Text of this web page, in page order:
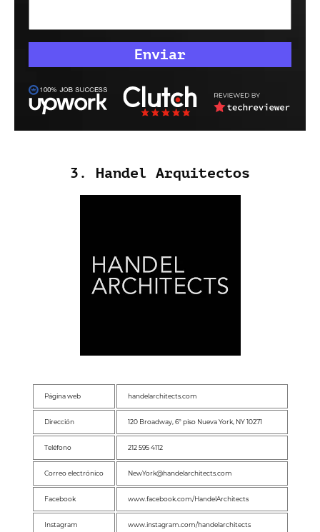
3. Handel Arquitectos
Página web handelarchitects.com
Dirección 120 Broadway, 6º piso Nueva York, NY 10271
Teléfono 212 595 4112
Correo electrónico NewYork@handelarchitects.com
Facebook www.facebook.com/HandelArchitects
Instagram www.instagram.com/handelarchitects